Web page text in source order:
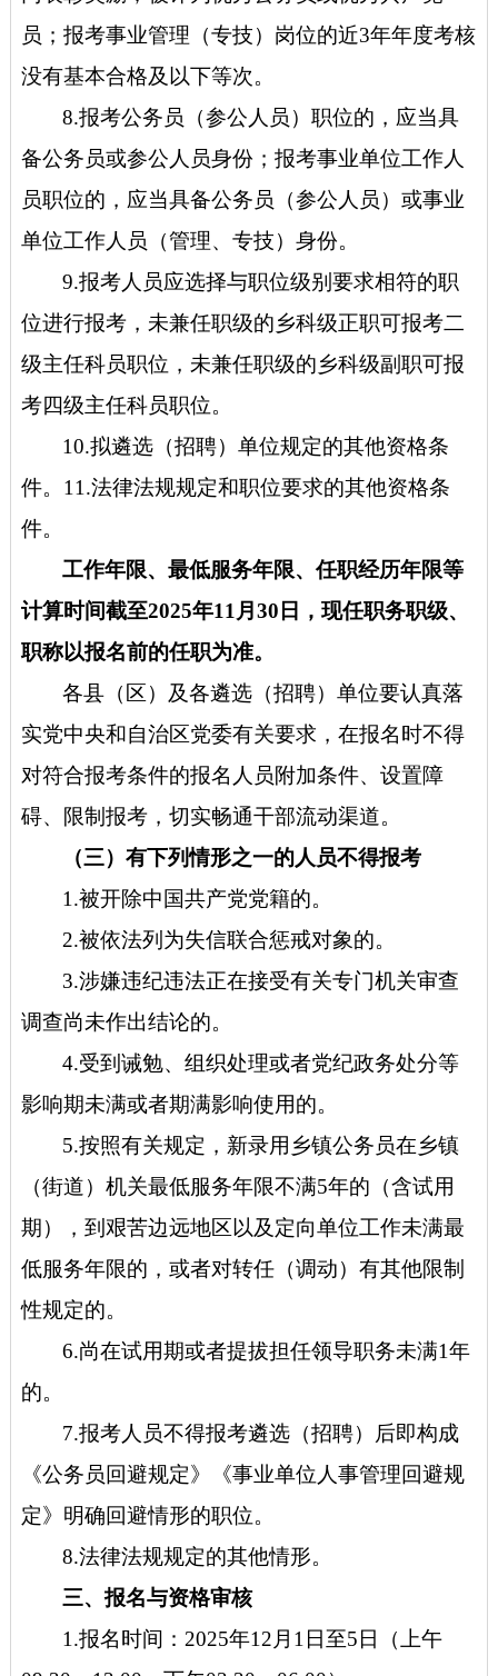
员；报考事业管理（专技）岗位的近3年年度考核
没有基本合格及以下等次。
8.报考公务员（参公人员）职位的，应当具
备公务员或参公人员身份；报考事业单位工作人
员职位的，应当具备公务员（参公人员）或事业
单位工作人员（管理、专技）身份。
9.报考人员应选择与职位级别要求相符的职
位进行报考，未兼任职级的乡科级正职可报考二
级主任科员职位，未兼任职级的乡科级副职可报
考四级主任科员职位。
10.拟遴选（招聘）单位规定的其他资格条
件。11.法律法规规定和职位要求的其他资格条
件。
工作年限、最低服务年限、任职经历年限等
计算时间截至2025年11月30日，现任职务职级、
职称以报名前的任职为准。
各县（区）及各遴选（招聘）单位要认真落
实党中央和自治区党委有关要求，在报名时不得
对符合报考条件的报名人员附加条件、设置障
碍、限制报考，切实畅通干部流动渠道。
（三）有下列情形之一的人员不得报考
1.被开除中国共产党党籍的。
2.被依法列为失信联合惩戒对象的。
3.涉嫌违纪违法正在接受有关专门机关审查
调查尚未作出结论的。
4.受到诫勉、组织处理或者党纪政务处分等
影响期未满或者期满影响使用的。
5.按照有关规定，新录用乡镇公务员在乡镇
（街道）机关最低服务年限不满5年的（含试用
期），到艰苦边远地区以及定向单位工作未满最
低服务年限的，或者对转任（调动）有其他限制
性规定的。
6.尚在试用期或者提拔担任领导职务未满1年
的。
7.报考人员不得报考遴选（招聘）后即构成
《公务员回避规定》《事业单位人事管理回避规
定》明确回避情形的职位。
8.法律法规规定的其他情形。
三、报名与资格审核
1.报名时间：2025年12月1日至5日（上午